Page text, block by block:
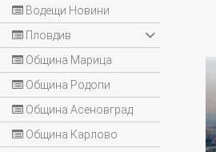
Водещи Новини
Пловдив
Община Марица
Община Родопи
Община Асеновград
Община Карлово